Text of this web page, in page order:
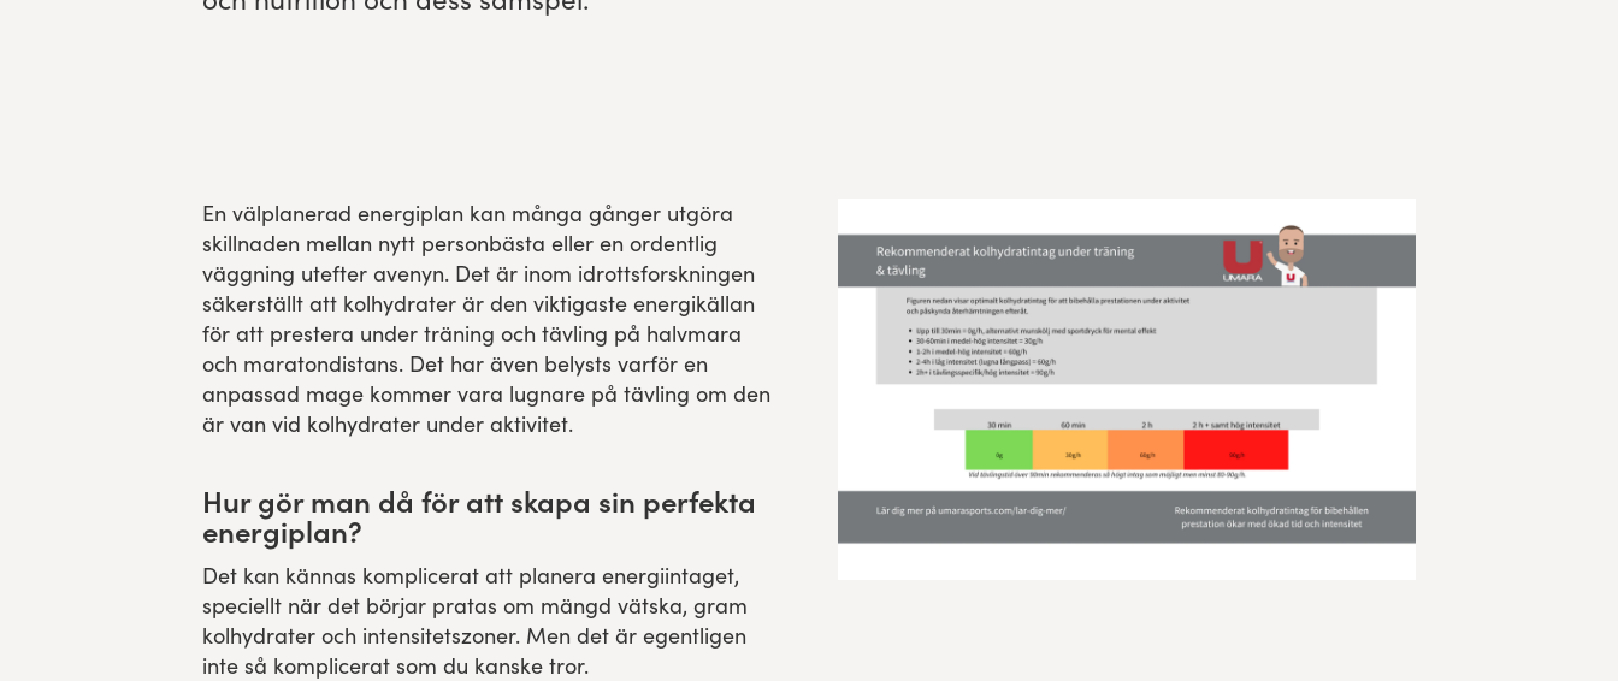
En välplanerad energiplan kan många gånger utgöra
skillnaden mellan nytt personbästa eller en ordentlig
väggning utefter avenyn. Det är inom idrottsforskningen
säkerställt att kolhydrater är den viktigaste energikällan
för att prestera under träning och tävling på halvmara
och maratondistans. Det har även belysts varför en
anpassad mage kommer vara lugnare på tävling om den
är van vid kolhydrater under aktivitet.
Hur gör man då för att skapa sin perfekta
energiplan?
Det kan kännas komplicerat att planera energiintaget,
speciellt när det börjar pratas om mängd vätska, gram
kolhydrater och intensitetszoner. Men det är egentligen
inte så komplicerat som du kanske tror.